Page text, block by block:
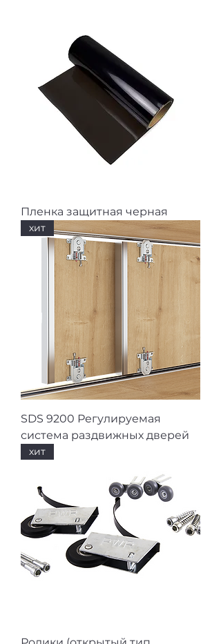
Пленка защитная черная
хит
SDS 9200 Регулируемая
система раздвижных дверей
хит